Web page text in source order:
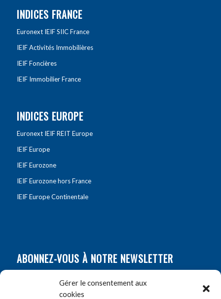
Gérer le consentement aux
cookies
INDICES FRANCE
Euronext IEIF SIIC France
IEIF Activités Immobilières
IEIF Foncières
IEIF Immobilier France
INDICES EUROPE
Euronext IEIF REIT Europe
IEIF Europe
IEIF Eurozone
IEIF Eurozone hors France
IEIF Europe Continentale
ABONNEZ-VOUS À NOTRE NEWSLETTER